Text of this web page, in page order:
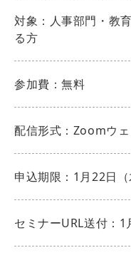
対象：人事部門・教
る方
参加費：無料
配信形式：Zoomウ
申込期限：1月22日
セミナーURL送付：